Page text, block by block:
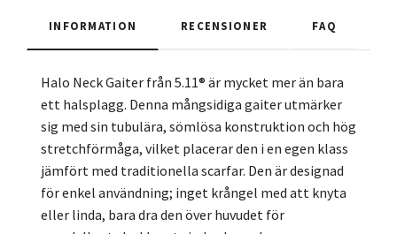
INFORMATION RECENSIONER FAQ
Halo Neck Gaiter från 5.11® är mycket mer än bara
ett halsplagg. Denna mångsidiga gaiter utmärker
sig med sin tubulära, sömlösa konstruktion och hög
stretchförmåga, vilket placerar den i en egen klass
jämfört med traditionella scarfar. Den är designad
för enkel användning; inget krångel med att knyta
eller linda, bara dra den över huvudet för